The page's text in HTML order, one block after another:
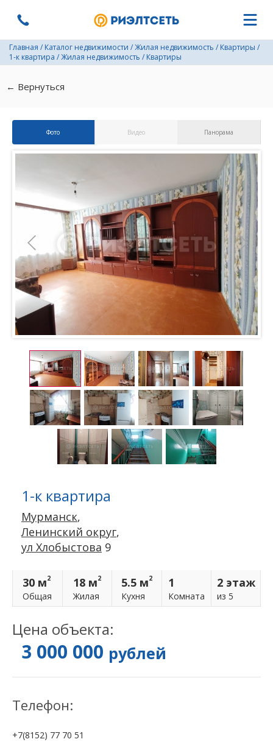
Главная / Каталог недвижимости /Жилая недвижимость / Квартиры /
1-к квартира /Жилая недвижимость / Квартиры
← Вернуться
Фото Видео Панорама
1-к квартира
Мурманск,
Ленинский округ,
ул Хлобыстова 9
30 м2
Общая
18 м2
Жилая
5.5 м2
Кухня
1
Комнатa
2 этаж
из 5
Цена объекта:
3 000 000 рублей
Телефон:
+7(8152) 77 70 51